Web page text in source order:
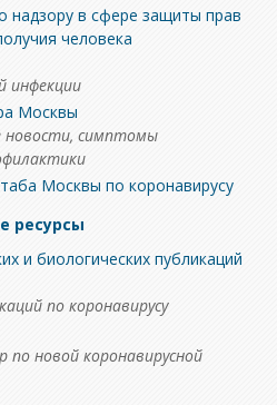
надзору в сфере защиты прав
человека
инфекции
Москвы
новости, симптомы
Москвы по коронавирусу
ресурсы
и биологических публикаций
по коронавирусу
новой коронавирусной